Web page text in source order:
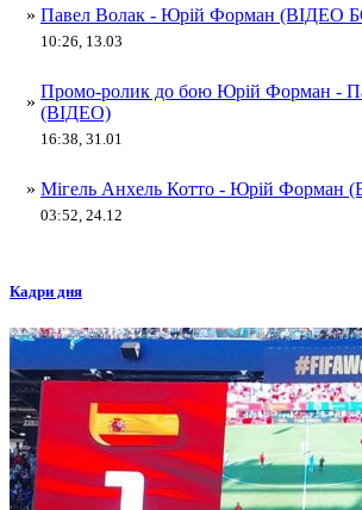
» Павел Волак - Юрій Форман (ВІДЕО
10:26, 13.03
»
Промо-ролик до бою Юрій Форман -
(ВІДЕО)
16:38, 31.01
» Мігель Анхель Котто - Юрій Форман
03:52, 24.12
Кадри дня